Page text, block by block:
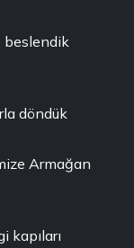
beslendik
döndük
Armağan
kapıları